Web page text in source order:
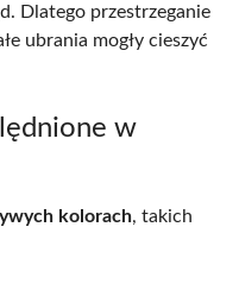
Dlatego przestrzeganie
ubrania mogły cieszyć
w
kolorach, takich